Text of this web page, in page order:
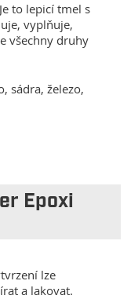
to lepicí tmel s
vyplňuje,
všechny druhy
sádra, železo,
Epoxi
lze
a lakovat.